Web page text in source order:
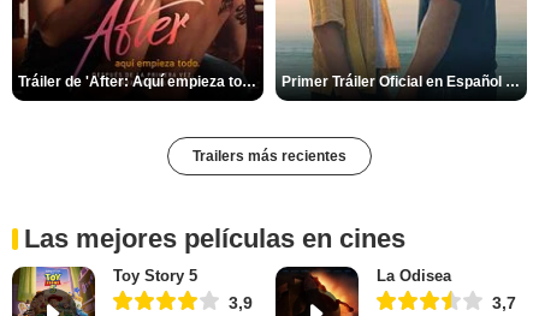
Tráiler de 'After: Aquí empieza todo' Primer Tráiler Oficial en Español de 'Heartstopper Forever'
Trailers más recientes
Las mejores películas en cines
Toy Story 5
3,9
La Odisea
3,7